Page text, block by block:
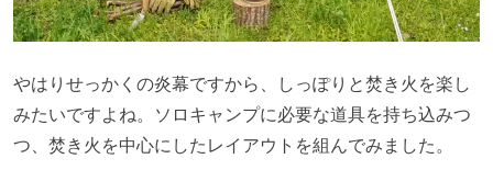
やはりせっかくの炎幕ですから、しっぽりと焚き火を楽し
みたいですよね。ソロキャンプに必要な道具を持ち込みつ
つ、焚き火を中心にしたレイアウトを組んでみました。